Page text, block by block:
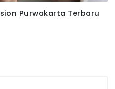
Purwakarta Terbaru